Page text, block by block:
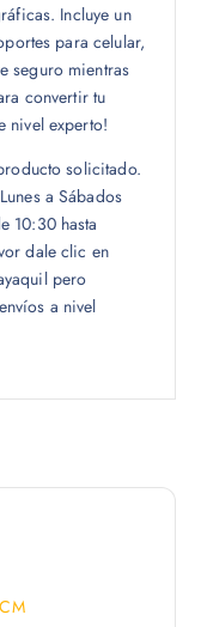
Incluye un
para celular,
seguro mientras
convertir tu
nivel experto!
solicitado.
a Sábados
10:30 hasta
dale clic en
pero
a nivel